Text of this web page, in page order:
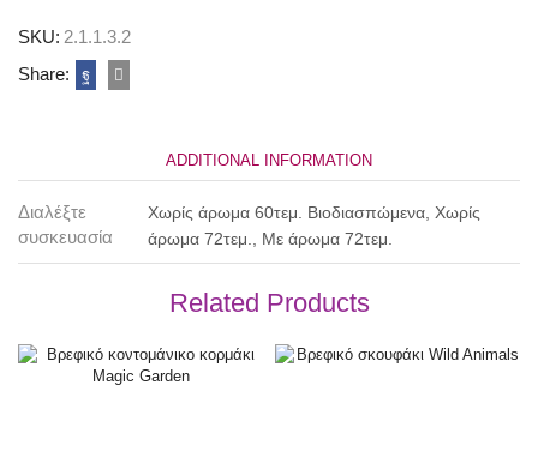
SKU: 2.1.1.3.2
Share:
ADDITIONAL INFORMATION
Διαλέξτε
συσκευασία
Χωρίς άρωμα 60τεμ. Βιοδιασπώμενα, Χωρίς
άρωμα 72τεμ., Με άρωμα 72τεμ.
Related Products